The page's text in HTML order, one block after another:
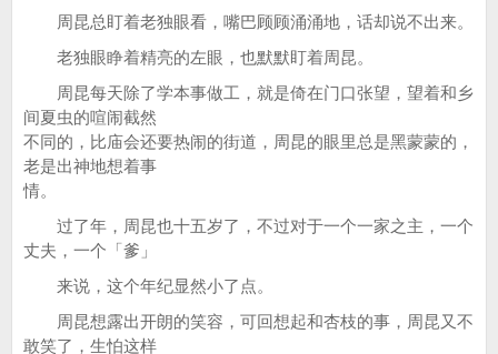
周昆总盯着老独眼看，嘴巴顾顾涌涌地，话却说不出来。
老独眼睁着精亮的左眼，也默默盯着周昆。
周昆每天除了学本事做工，就是倚在门口张望，望着和乡
间夏虫的喧闹截然
不同的，比庙会还要热闹的街道，周昆的眼里总是黑蒙蒙的，
老是出神地想着事
情。
过了年，周昆也十五岁了，不过对于一个一家之主，一个
丈夫，一个「爹」
来说，这个年纪显然小了点。
周昆想露出开朗的笑容，可回想起和杏枝的事，周昆又不
敢笑了，生怕这样